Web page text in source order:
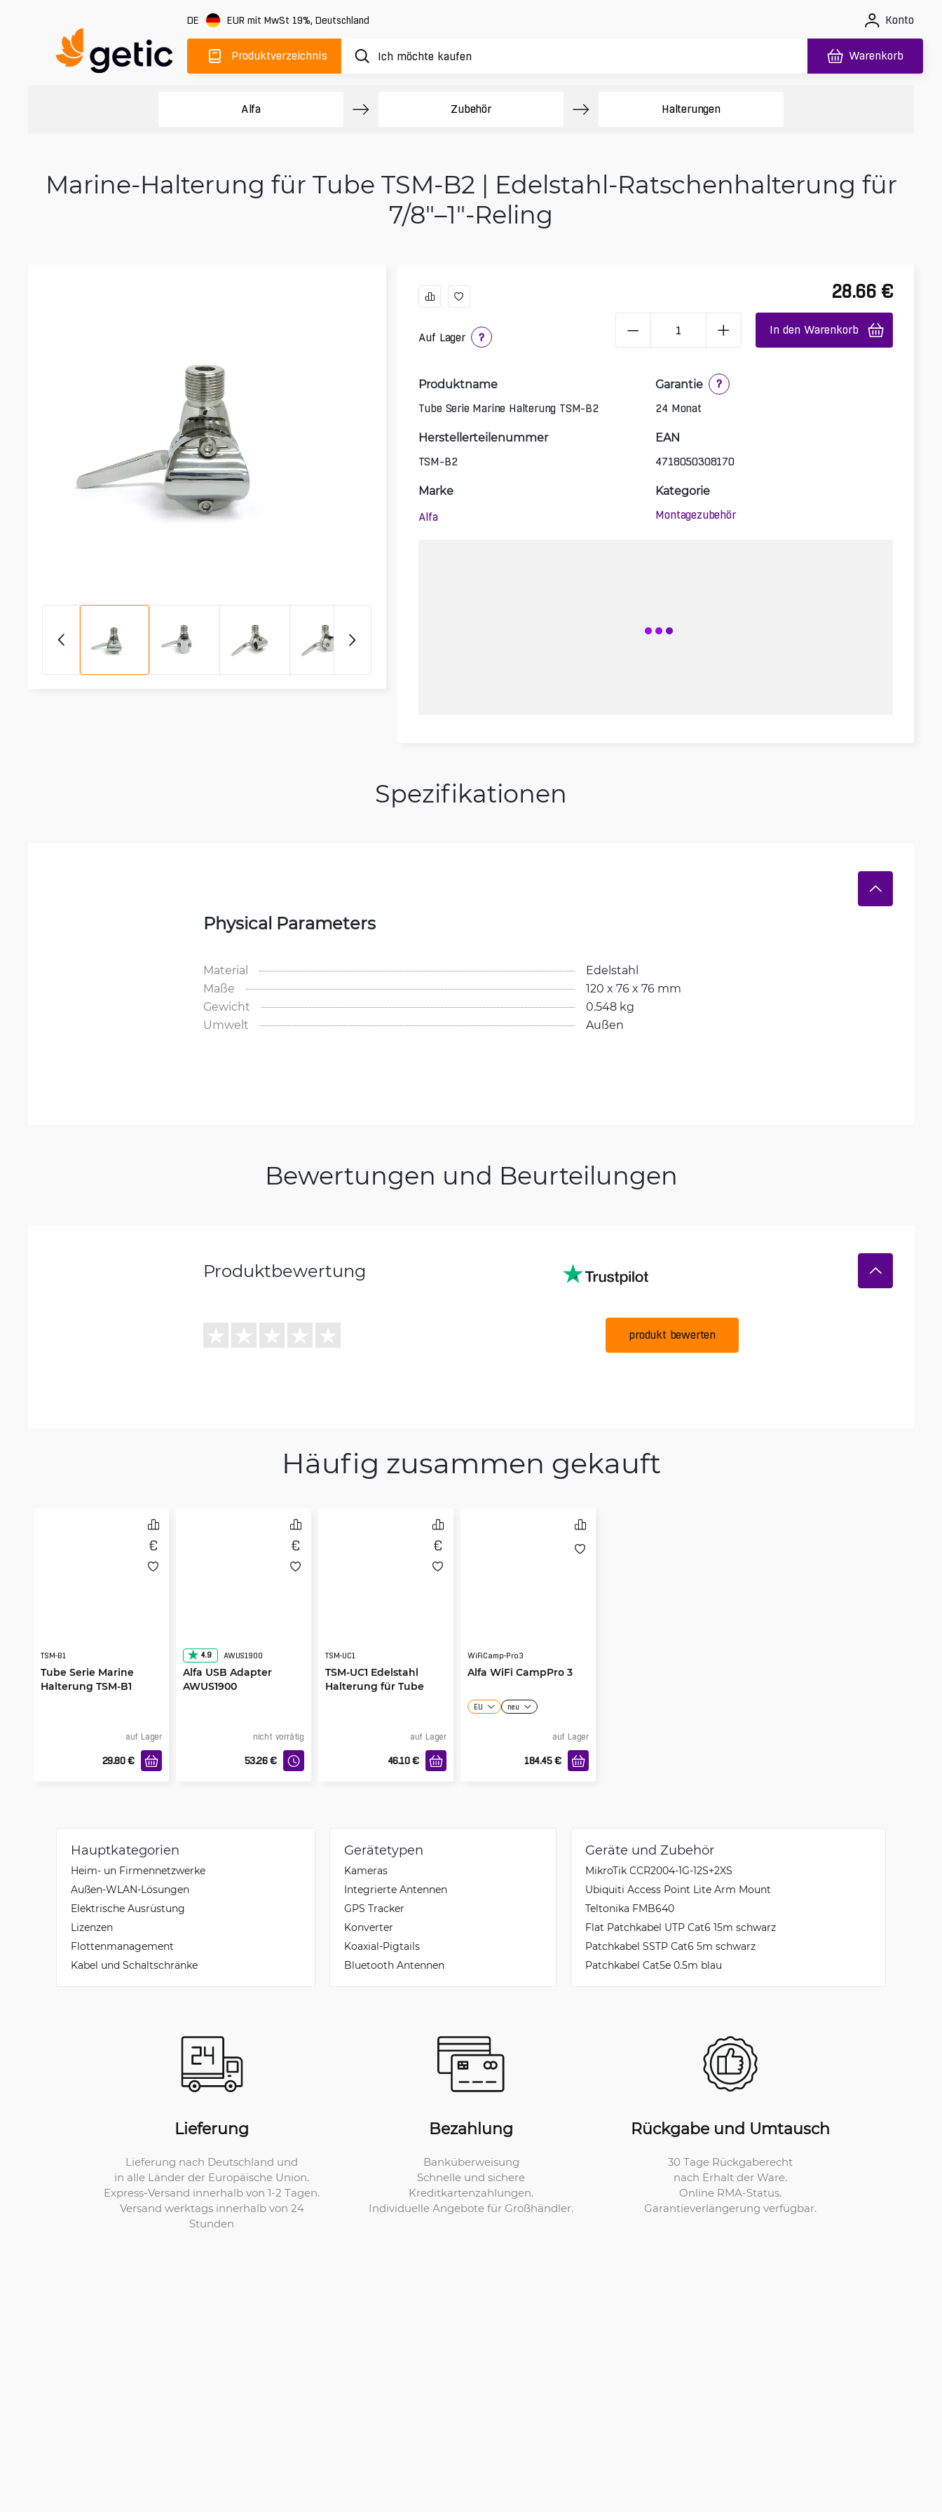
DE EUR mit MwSt 19%, Deutschland Konto
Produktverzeichnis Warenkorb
Alfa Zubehör Halterungen
Marine-Halterung für Tube TSM-B2 | Edelstahl-Ratschenhalterung für
7/8"–1"-Reling
Auf Lager ?
28.66 €
In den Warenkorb
Produktname
Tube Serie Marine Halterung TSM-B2
Garantie
?
24 Monat
Herstellerteilenummer
TSM-B2
EAN
4718050308170
Marke
Alfa
Kategorie
Montagezubehör
Spezifikationen
Physical Parameters
Material
Edelstahl
Maße
120 x 76 x 76 mm
Gewicht
0.548 kg
Umwelt
Außen
Bewertungen und Beurteilungen
Produktbewertung
produkt bewerten
Häufig zusammen gekauft
TSM-B1
Tube Serie Marine
Halterung TSM-B1
auf Lager
29.80 €
4.9 AWUS1900
Alfa USB Adapter
AWUS1900
nicht vorrätig
53.26 €
TSM-UC1
TSM-UC1 Edelstahl
Halterung für Tube
auf Lager
46.10 €
WiFiCamp-Pro3
Alfa WiFi CampPro 3
EU neu
auf Lager
184.45 €
Hauptkategorien
Heim- un Firmennetzwerke
Außen-WLAN-Lösungen
Elektrische Ausrüstung
Lizenzen
Flottenmanagement
Kabel und Schaltschränke
Gerätetypen
Kameras
Integrierte Antennen
GPS Tracker
Konverter
Koaxial-Pigtails
Bluetooth Antennen
Geräte und Zubehör
MikroTik CCR2004-1G-12S+2XS
Ubiquiti Access Point Lite Arm Mount
Teltonika FMB640
Flat Patchkabel UTP Cat6 15m schwarz
Patchkabel SSTP Cat6 5m schwarz
Patchkabel Cat5e 0.5m blau
Lieferung
Lieferung nach Deutschland und
in alle Länder der Europäische Union.
Express-Versand innerhalb von 1-2 Tagen.
Versand werktags innerhalb von 24
Stunden
Bezahlung
Banküberweisung
Schnelle und sichere
Kreditkartenzahlungen.
Individuelle Angebote für Großhändler.
Rückgabe und Umtausch
30 Tage Rückgaberecht
nach Erhalt der Ware.
Online RMA-Status.
Garantieverlängerung verfügbar.